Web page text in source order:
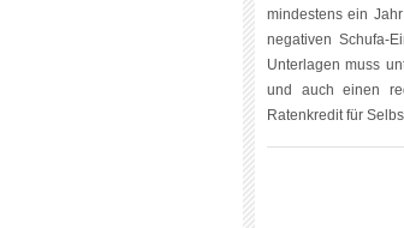
mindestens ein
negativen Schufa-
Unterlagen muss
und auch einen
Ratenkredit für